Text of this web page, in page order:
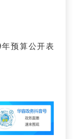
预算公开表